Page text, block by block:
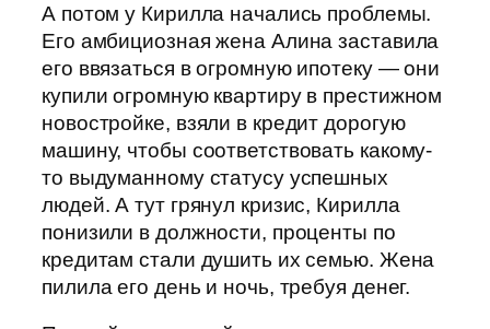
А потом у Кирилла начались проблемы.
Его амбициозная жена Алина заставила
его ввязаться в огромную ипотеку — они
купили огромную квартиру в престижном
новостройке, взяли в кредит дорогую
машину, чтобы соответствовать какому-
то выдуманному статусу успешных
людей. А тут грянул кризис, Кирилла
понизили в должности, проценты по
кредитам стали душить их семью. Жена
пилила его день и ночь, требуя денег.